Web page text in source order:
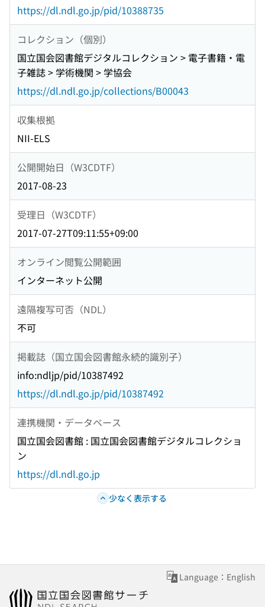
https://dl.ndl.go.jp/pid/10388735
コレクション（個別）
国立国会図書館デジタルコレクション > 電子書籍・電
子雑誌 > 学術機関 > 学協会
https://dl.ndl.go.jp/collections/B00043
収集根拠
NII-ELS
公開開始日（W3CDTF）
2017-08-23
受理日（W3CDTF）
2017-07-27T09:11:55+09:00
オンライン閲覧公開範囲
インターネット公開
遠隔複写可否（NDL）
不可
掲載誌（国立国会図書館永続的識別子）
info:ndljp/pid/10387492
https://dl.ndl.go.jp/pid/10387492
連携機関・データベース
国立国会図書館 : 国立国会図書館デジタルコレクショ
ン
https://dl.ndl.go.jp
少なく表示する
Language：English